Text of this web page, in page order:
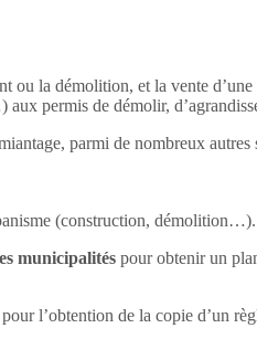
ou la démolition, et la vente
aux permis de démolir,
parmi de nombreux autres
(construction, démolition…).
municipalités pour obtenir un
l’obtention de la copie d’un